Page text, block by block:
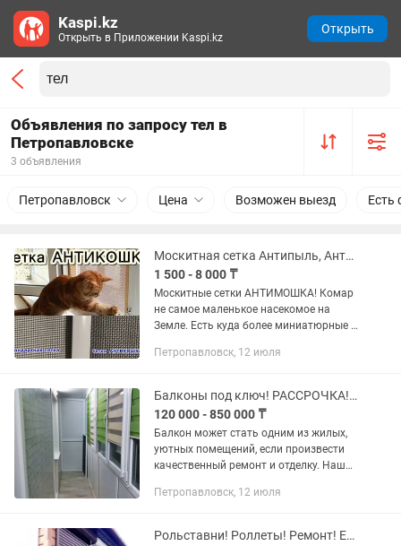
Объявления по запросу тел в
Петропавловске
3 объявления
Петропавловск Цена Возможен выезд Есть
Москитная сетка Антипыль, Антикошка, Антикошка, Ультравью, Стандартная
1 500 - 8 000 ₸
Москитные сетки АНТИМОШКА! Комар
не самое маленькое насекомое на
Земле. Есть куда более миниатюрные и
фауны. Например, мошки и прочая
Петропавловск, 12 июля
Балконы под ключ! РАССРОЧКА! КРЕДИТ! Петропавловск
120 000 - 850 000 ₸
Балкон может стать одним из жилых,
уютных помещений, если произвести
качественный ремонт и отделку. Наша
профессиональные услуги по
Все...
Петропавловск, 12 июля
Рольставни! Роллеты! Ремонт! Есть рассрочка,кредит! Петропавловск!
Kaspi.kz
Открыть в Приложении Kaspi.kz
Открыть